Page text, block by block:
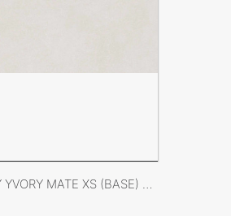
FICHA DEL PRODUCTO